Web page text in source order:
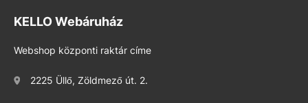
KELLO Webáruház
Webshop központi raktár címe
2225 Üllő, Zöldmező út. 2.